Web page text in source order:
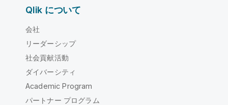
Qlik について
会社
リーダーシップ
社会貢献活動
ダイバーシティ
Academic Program
パートナー プログラム